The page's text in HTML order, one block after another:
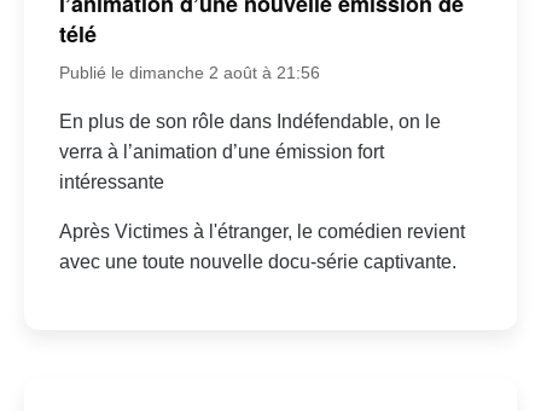
télé
Publié le dimanche 2 août à 21:56
En plus de son rôle dans Indéfendable, on le
verra à l’animation d’une émission fort
intéressante
Après Victimes à l'étranger, le comédien revient
avec une toute nouvelle docu-série captivante.